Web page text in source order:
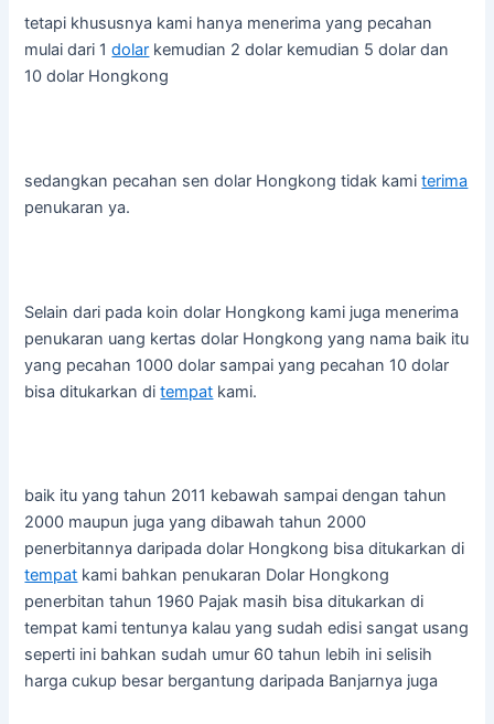
tetapi khususnya kami hanya menerima yang pecahan
mulai dari 1dolar kemudian 2 dolar kemudian 5 dolar dan
10 dolar Hongkong
sedangkan pecahan sen dolar Hongkong tidak kamiterima
penukaran ya.
Selain dari pada koin dolar Hongkong kami juga menerima
penukaran uang kertas dolar Hongkong yang nama baik itu
yang pecahan 1000 dolar sampai yang pecahan 10 dolar
bisa ditukarkan ditempat kami.
baik itu yang tahun 2011 kebawah sampai dengan tahun
2000 maupun juga yang dibawah tahun 2000
penerbitannya daripada dolar Hongkong bisa ditukarkan di
tempat kami bahkan penukaran Dolar Hongkong
penerbitan tahun 1960 Pajak masih bisa ditukarkan di
tempat kami tentunya kalau yang sudah edisi sangat usang
seperti ini bahkan sudah umur 60 tahun lebih ini selisih
harga cukup besar bergantung daripada Banjarnya juga